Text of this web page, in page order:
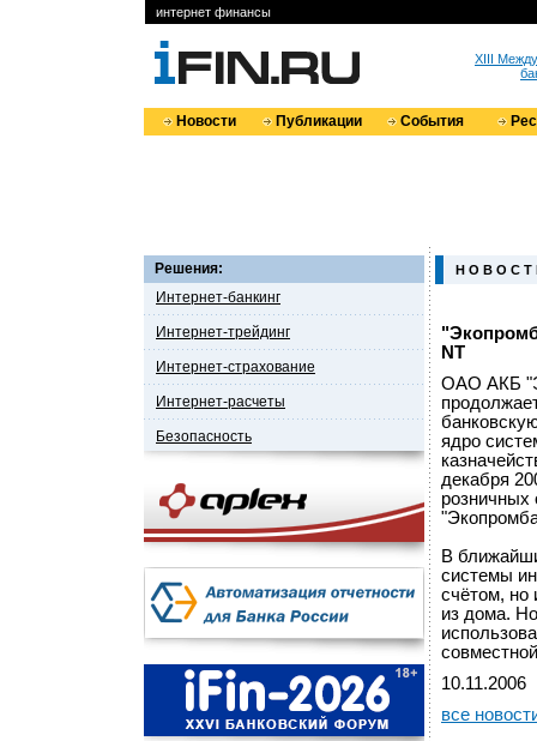
интернет финансы
XIII
Новости Публикации События
Решения:
Интернет-банкинг
Интернет-трейдинг
Интернет-страхование
Интернет-расчеты
Безопасность
Н О В О С Т
NT
ОАО АКБ
ядро
декабря
розничных
В
системы
счётом, но
из дома.
10.11.2006
все